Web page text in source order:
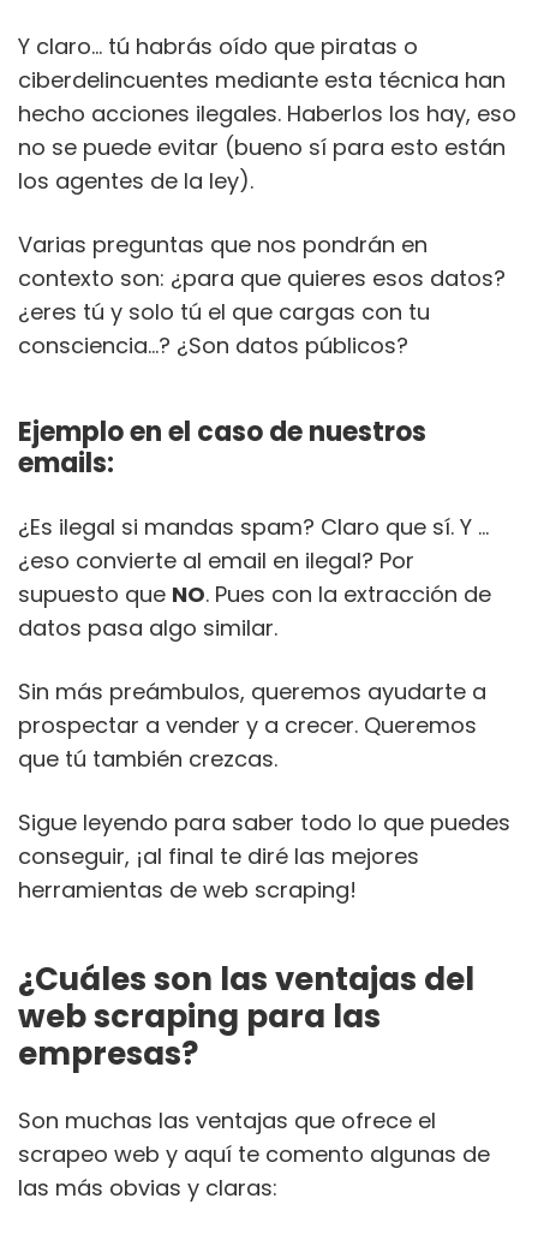
Y claro… tú habrás oído que piratas o
ciberdelincuentes mediante esta técnica han
hecho acciones ilegales. Haberlos los hay, eso
no se puede evitar (bueno sí para esto están
los agentes de la ley).
Varias preguntas que nos pondrán en
contexto son: ¿para que quieres esos datos?
¿eres tú y solo tú el que cargas con tu
consciencia…? ¿Son datos públicos?
Ejemplo en el caso de nuestros
emails:
¿Es ilegal si mandas spam? Claro que sí. Y …
¿eso convierte al email en ilegal? Por
supuesto que NO. Pues con la extracción de
datos pasa algo similar.
Sin más preámbulos, queremos ayudarte a
prospectar a vender y a crecer. Queremos
que tú también crezcas.
Sigue leyendo para saber todo lo que puedes
conseguir, ¡al final te diré las mejores
herramientas de web scraping!
¿Cuáles son las ventajas del
web scraping para las
empresas?
Son muchas las ventajas que ofrece el
scrapeo web y aquí te comento algunas de
las más obvias y claras: